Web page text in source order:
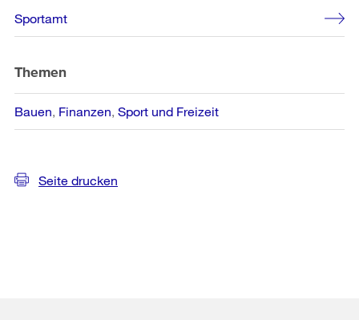
Weitere
Informationen
Sportamt
Themen
Bauen Finanzen Sport und Freizeit
Seite drucken